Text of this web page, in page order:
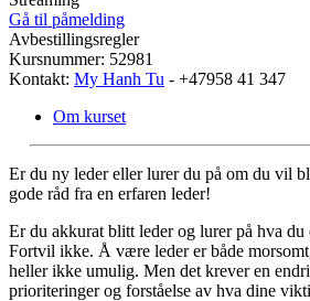
Gå til påmelding
Avbestillingsregler
Kursnummer: 52981
Kontakt: My Hanh Tu - +47958 41 347
Om kurset
Er du ny leder eller lurer du på om du vil
gode råd fra en erfaren leder!
Er du akkurat blitt leder og lurer på hva du
Fortvil ikke. Å være leder er både
heller ikke umulig. Men det krever en
prioriteringer og forståelse av hva dine